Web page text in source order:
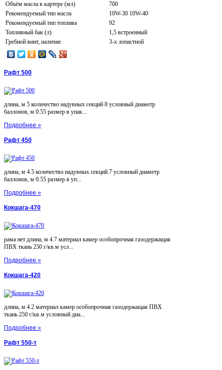
Объём масла в картере (мл)
700
Рекомендуемый тип масла
10W-30 10W-40
Рекомендуемый тип топлива
92
Топливный бак (л)
1,5 встроенный
Гребной винт, наличие
3-х лопастной
Рафт 500
длина, м 5 количество надувных секций 8 условный диаметр
баллонов, м 0.55 размер в упак...
Подробнее »
Рафт 450
длина, м 4.5 количество надувных секций 7 условный диаметр
баллонов, м 0.55 размер в уп...
Подробнее »
Кокшага-470
рама нет длина, м 4.7 материал камер особопрочная газодержащая
ПВХ ткань 250 г/кв.м усл...
Подробнее »
Кокшага-420
длина, м 4.2 материал камер особопрочная газодержащая ПВХ
ткань 250 г/кв.м условный диа...
Подробнее »
Рафт 550-т